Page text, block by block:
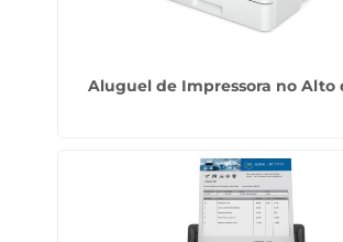
Aluguel de Impressora no Alto